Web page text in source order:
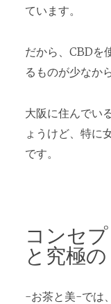
ています。
だから、CBDを
るものが少なか
大阪に住んでい
ょうけど、特に
です。
コンセ
と究極
-お茶と美-では